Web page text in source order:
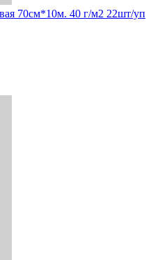
70см*10м. 40 г/м2 22шт/уп